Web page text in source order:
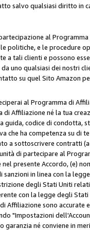
salvo qualsiasi diritto in
al
politiche, e le procedure
a tali clienti e possono
uno qualsiasi dei nostri
su quel Sito Amazon
al Programma di
di Affiliazione né la tua
guida, codice di
che ha competenza su di
a sottoscrivere contratti
di partecipare al
presente Accordo, (e)
in linea con la
degli Stati Uniti
con la legge degli
Affiliazione sono
"Impostazioni
garanzia né conviene in